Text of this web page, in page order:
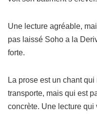
Une lecture agréable,
pas laissé Soho a la
forte.
La prose est un chant
transporte, mais qui est
concrète. Une lecture